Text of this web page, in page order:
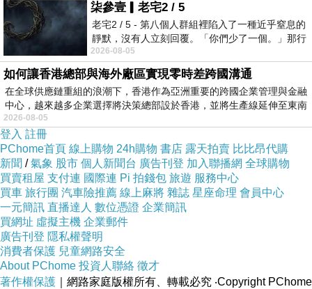
柒參壹▎老宅2 / 5
老宅2 / 5 - 第八個人群組裡陷入了一種近乎窒息的
靜默，沒有人立刻回覆。「你們少了一個。」那行
字像一顆冰冷的鐵釘，硬生生刺進螢
2026-08-05
如何讓香港總部與海外廠區實現零時差跨國溝通
在全球供應鏈重組的浪潮下，香港作為亞洲重要的跨國企業管理與金融
中心，越來越多企業選擇將決策總部設於香港，並將生產線延伸至東南
2026-08-05
登入 註冊
PChome首頁 線上購物 24h購物 書店 露天拍賣 比比昂代購
新聞 /氣象 股市 個人新聞台 廣告刊登 加入聯播網 全球購物
買賣租屋 支付連 國際連 Pi 拍錢包 旅遊 服務中心
買車 旅行團 汽車險推薦 線上麻將 雜誌 星座命理 會員中心
一元簡訊 直播達人 數位憑證 企業簡訊
買網址 虛擬主機 企業郵件
廣告刊登 隱私權聲明
消費者保護 兒童網路安全
About PChome 投資人聯絡 徵才
著作權保護 ｜網路家庭版權所有、轉載必究 ‧Copyright PChome